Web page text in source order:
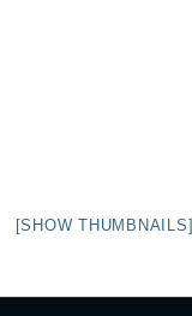
[SHOW THUMBNAILS]